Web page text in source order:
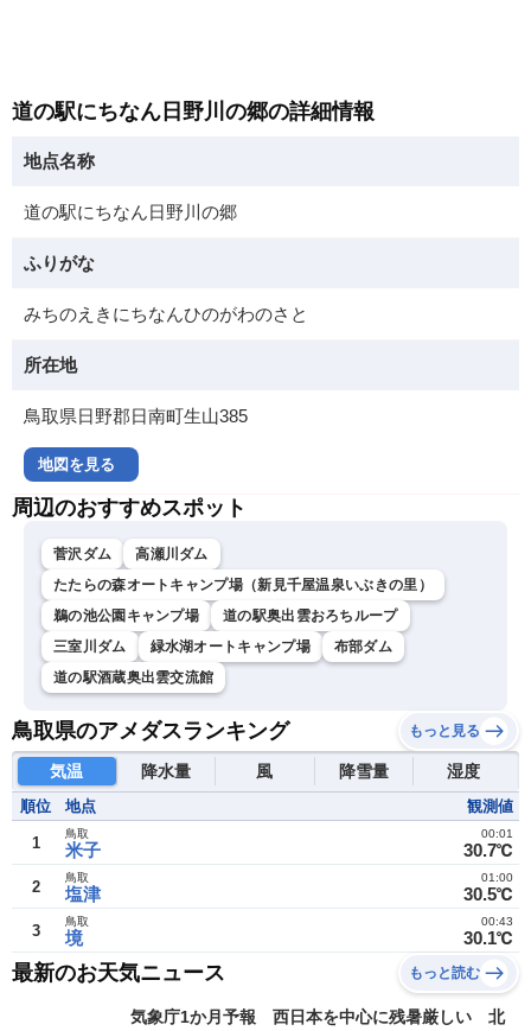
道の駅にちなん日野川の郷の詳細情報
地点名称
道の駅にちなん日野川の郷
ふりがな
みちのえきにちなんひのがわのさと
所在地
鳥取県日野郡日南町生山385
地図を見る
周辺のおすすめスポット
菅沢ダム
高瀬川ダム
たたらの森オートキャンプ場（新見千屋温泉いぶきの里）
鵜の池公園キャンプ場
道の駅奥出雲おろちループ
三室川ダム
緑水湖オートキャンプ場
布部ダム
道の駅酒蔵奥出雲交流館
鳥取県のアメダスランキング もっと見る
気温 降水量 風 降雪量 湿度
順位 地点 観測値
1 米子
鳥取
30.7℃
00:01
2 塩津
鳥取
30.5℃
01:00
3 境
鳥取
30.1℃
00:43
最新のお天気ニュース もっと読む
気象庁1か月予報 西日本を中心に残暑厳しい 北